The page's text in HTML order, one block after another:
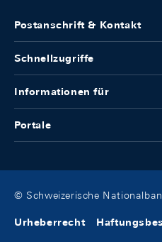
Postanschrift & Kontakt
Schnellzugriffe
Informationen für
Portale
© Schweizerische
Urheberrecht